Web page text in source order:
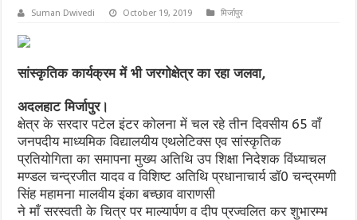
Suman Dwivedi October 19, 2019 मिर्जापुर
सांस्कृतिक कार्यक्रम में भी जरगोक्षेत्र का रहा जलवा,
अदलहाट मिर्जापुर।
क्षेत्र के सरदार पटेल इंटर कोलना में चल रहे तीन दिवसीय 65 वाँ
जनपदीय माध्यमिक विद्यालयीय एथलेटिक्स एव सांस्कृतिक
प्रतियोगिता का समापना मुख्य अतिथि उप शिक्षा निदेशक विंध्याचल
मण्डल चन्द्रजीत यादव व विशिष्ट अतिथि प्रधानाचार्य डॉ0 चन्द्रमणी
सिंह महामना मालवीय इंका बच्छाव वाराणसी
ने माँ सरस्वती के चित्र पर माल्यार्पण व दीप प्रज्वलित कर शुभारम्भ